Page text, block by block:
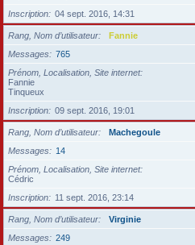
Inscription
04 sept. 2016, 14:31
Rang, Nom d’utilisateur
Fannie
Messages
765
Prénom, Localisation, Site internet
Fannie
Tinqueux
Inscription
09 sept. 2016, 19:01
Rang, Nom d’utilisateur
Machegoule
Messages
14
Prénom, Localisation, Site internet
Cédric
Inscription
11 sept. 2016, 23:14
Rang, Nom d’utilisateur
Virginie
Messages
249